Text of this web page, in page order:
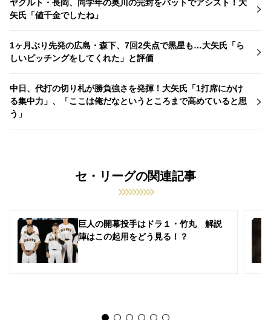
ヤクルト・長岡、同学年の奥川の完封をバットでアシスト！大
矢氏「値千金でしたね」
1ヶ月ぶり先発の広島・森下、7回2失点で黒星も…大矢氏「ら
しいピッチングをしてくれた」と評価
中日、代打の切り札が勝負強さを発揮！大矢氏「1打席にかけ
る集中力」、「ここは俺だなというところまで高めていると思
う」
セ・リーグの関連記事
巨人の開幕投手はドラ１・竹丸 解説
陣はこの起用をどう見る！？